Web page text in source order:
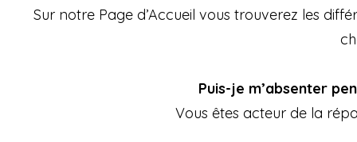
Sur notre Page d’Accueil vous trouverez les
Puis-je m’absenter
Vous êtes acteur de la